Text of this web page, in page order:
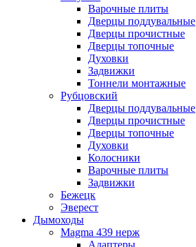
Варочные плиты
Дверцы поддувальные
Дверцы прочистные
Дверцы топочные
Духовки
Задвижки
Тоннели монтажные
Рубцовский
Дверцы поддувальные
Дверцы прочистные
Дверцы топочные
Духовки
Колосники
Варочные плиты
Задвижки
Бежецк
Эверест
Дымоходы
Magma 439 нерж
Адаптеры